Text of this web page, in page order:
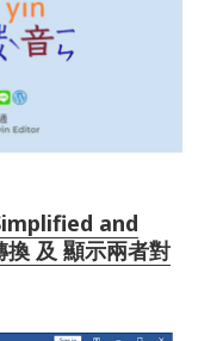
and
及 顯示兩者對